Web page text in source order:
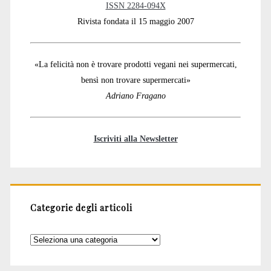
ISSN 2284-094X
Rivista fondata il 15 maggio 2007
«La felicità non è trovare prodotti vegani nei supermercati,
bensì non trovare supermercati»
Adriano Fragano
Iscriviti alla Newsletter
Categorie degli articoli
Categorie